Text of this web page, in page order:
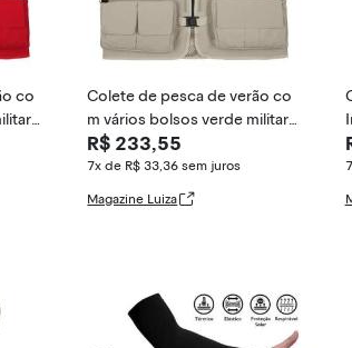
co
Colete de pesca de verão co
m vários bolsos verde militar
para adulto -
R$ 233,55
7x de R$ 33,36 sem juros
Magazine Luiza